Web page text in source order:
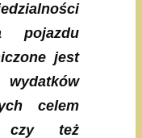
pojazdu
jest
celem
czy też